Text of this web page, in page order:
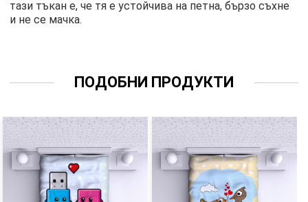
тази тъкан е, че тя е устойчива на петна, бързо съхне
и не се мачка.
ПОДОБНИ ПРОДУКТИ